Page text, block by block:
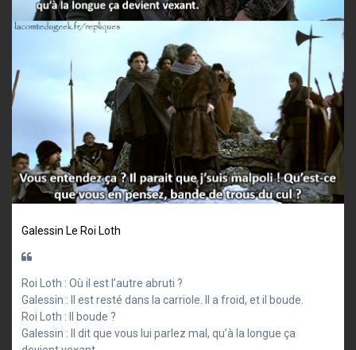
Galessin Le Roi Loth
Roi Loth : Où il est l’autre abruti ?
Galessin : Il est resté dans la carriole. Il a froid, et il boude.
Roi Loth : Il boude ?
Galessin : Il dit que vous lui parlez mal, qu’à la longue ça